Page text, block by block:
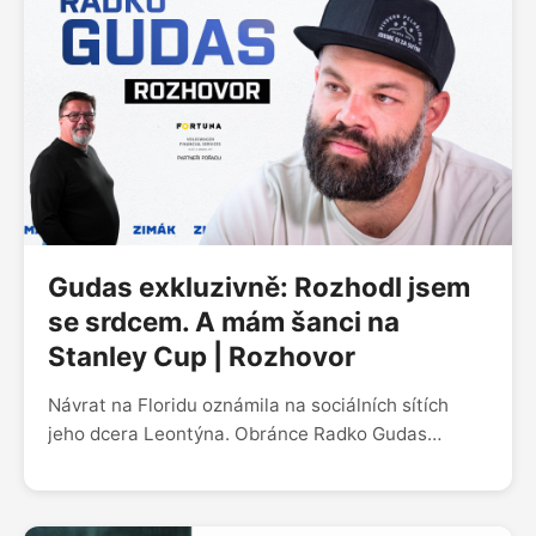
jsem furt fanoušek,“ rozpovídal se v podcastu
Zimák. Během rozhovoru mluvil i o síle Panthers,
jejich našlapané obraně nebo návratu českého
veterána Radka Gudase.
Gudas exkluzivně: Rozhodl jsem
se srdcem. A mám šanci na
Stanley Cup | Rozhovor
Návrat na Floridu oznámila na sociálních sítích
jeho dcera Leontýna. Obránce Radko Gudas
V podcastu Zimáku prozradil, čí to byl nápad. Asi